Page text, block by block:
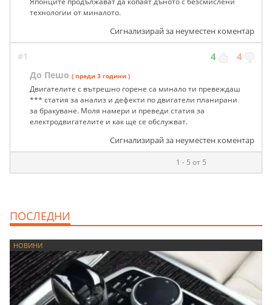
технологии от миналото.
Сигнализирай за неуместен коментар
#1 4 4
До Пешо ( преди 3 години )
Двигателите с вътрешно горене са минало ти превеждаш
*** статия за анализ и дефекти по двигатели планирани
за бракуване. Моля намери и преведи статия за
електродвигателите и как ще се обслужват.
Сигнализирай за неуместен коментар
1 - 5 от 5
ПОСЛЕДНИ
НОВИНИ